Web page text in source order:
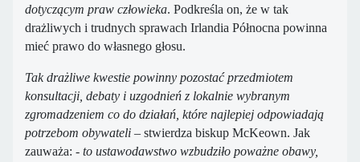
dotyczącym praw człowieka. Podkreśla on, że w tak
drażliwych i trudnych sprawach Irlandia Północna powinna
mieć prawo do własnego głosu.
Tak drażliwe kwestie powinny pozostać przedmiotem
konsultacji, debaty i uzgodnień z lokalnie wybranym
zgromadzeniem co do działań, które najlepiej odpowiadają
potrzebom obywateli – stwierdza biskup McKeown. Jak
zauważa: - to ustawodawstwo wzbudziło poważne obawy,